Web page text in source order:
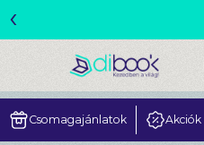
‹
Csomagajánlatok Akciók